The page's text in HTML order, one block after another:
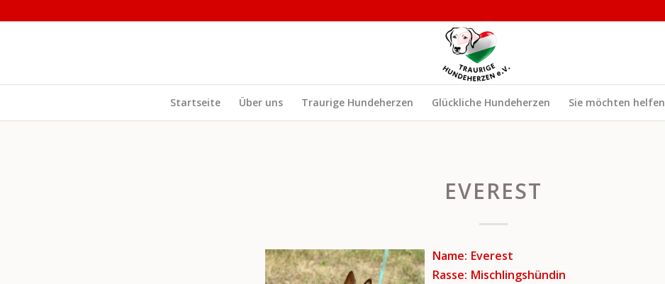
Startseite Über uns Traurige Hundeherzen Glückliche Hundeherzen Sie möchten
EVEREST
Name: Everest
Rasse: Mischlingshündin